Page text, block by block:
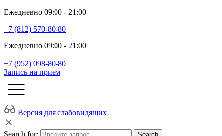
Ежедневно 09:00 - 21:00
+7 (812) 570-80-80
Ежедневно 09:00 - 21:00
+7 (952) 098-80-80
Запись на прием
Версия для слабовидящих
Search for: Search